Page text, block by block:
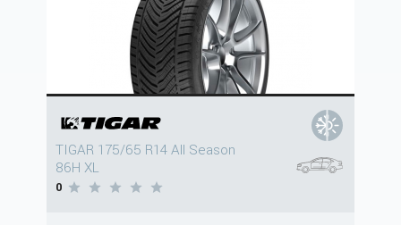
TIGAR 175/65 R14 All Season
86H XL
0